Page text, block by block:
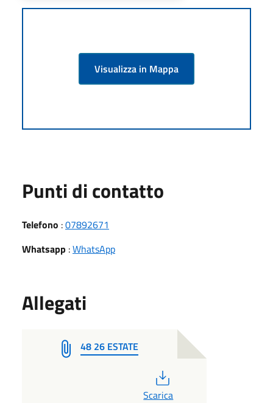
Visualizza in Mappa
Punti di contatto
Telefono :07892671
Whatsapp :WhatsApp
Allegati
48 26 ESTATE
Scarica